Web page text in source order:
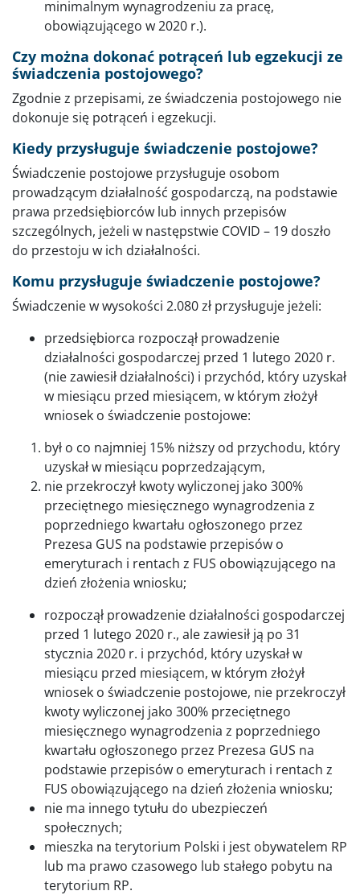
minimalnym wynagrodzeniu za pracę,
obowiązującego w 2020 r.).
Czy można dokonać potrąceń lub egzekucji ze
świadczenia postojowego?
Zgodnie z przepisami, ze świadczenia postojowego nie
dokonuje się potrąceń i egzekucji.
Kiedy przysługuje świadczenie postojowe?
Świadczenie postojowe przysługuje osobom
prowadzącym działalność gospodarczą, na podstawie
prawa przedsiębiorców lub innych przepisów
szczególnych, jeżeli w następstwie COVID – 19 doszło
do przestoju w ich działalności.
Komu przysługuje świadczenie postojowe?
Świadczenie w wysokości 2.080 zł przysługuje jeżeli:
przedsiębiorca rozpoczął prowadzenie
działalności gospodarczej przed 1 lutego 2020 r.
(nie zawiesił działalności) i przychód, który uzyskał
w miesiącu przed miesiącem, w którym złożył
wniosek o świadczenie postojowe:
był o co najmniej 15% niższy od przychodu, który
uzyskał w miesiącu poprzedzającym,
nie przekroczył kwoty wyliczonej jako 300%
przeciętnego miesięcznego wynagrodzenia z
poprzedniego kwartału ogłoszonego przez
Prezesa GUS na podstawie przepisów o
emeryturach i rentach z FUS obowiązującego na
dzień złożenia wniosku;
rozpoczął prowadzenie działalności gospodarczej
przed 1 lutego 2020 r., ale zawiesił ją po 31
stycznia 2020 r. i przychód, który uzyskał w
miesiącu przed miesiącem, w którym złożył
wniosek o świadczenie postojowe, nie przekroczył
kwoty wyliczonej jako 300% przeciętnego
miesięcznego wynagrodzenia z poprzedniego
kwartału ogłoszonego przez Prezesa GUS na
podstawie przepisów o emeryturach i rentach z
FUS obowiązującego na dzień złożenia wniosku;
nie ma innego tytułu do ubezpieczeń
społecznych;
mieszka na terytorium Polski i jest obywatelem RP
lub ma prawo czasowego lub stałego pobytu na
terytorium RP.